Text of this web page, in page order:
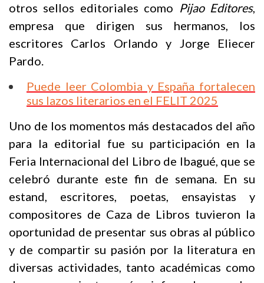
otros sellos editoriales como Pijao Editores,
empresa que dirigen sus hermanos, los
escritores Carlos Orlando y Jorge Eliecer
Pardo.
Puede leer Colombia y España fortalecen
sus lazos literarios en el FELIT 2025
Uno de los momentos más destacados del año
para la editorial fue su participación en la
Feria Internacional del Libro de Ibagué, que se
celebró durante este fin de semana. En su
estand, escritores, poetas, ensayistas y
compositores de Caza de Libros tuvieron la
oportunidad de presentar sus obras al público
y de compartir su pasión por la literatura en
diversas actividades, tanto académicas como